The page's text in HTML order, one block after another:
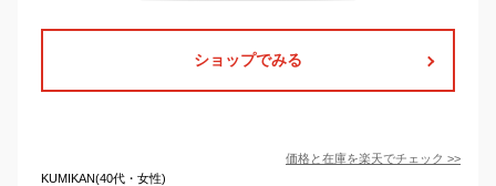
ショップでみる
価格と在庫を楽天でチェック >>
KUMIKAN(40代・女性)